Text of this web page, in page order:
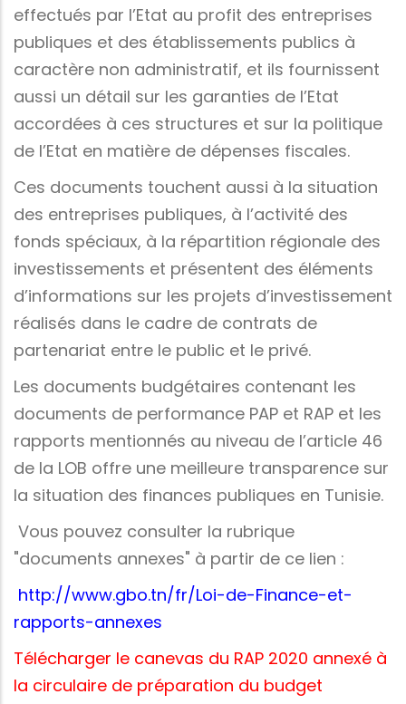
effectués par l’Etat au profit des entreprises
publiques et des établissements publics à
caractère non administratif, et ils fournissent
aussi un détail sur les garanties de l’Etat
accordées à ces structures et sur la politique
de l’Etat en matière de dépenses fiscales.
Ces documents touchent aussi à la situation
des entreprises publiques, à l’activité des
fonds spéciaux, à la répartition régionale des
investissements et présentent des éléments
d’informations sur les projets d’investissement
réalisés dans le cadre de contrats de
partenariat entre le public et le privé.
Les documents budgétaires contenant les
documents de performance PAP et RAP et les
rapports mentionnés au niveau de l’article 46
de la LOB offre une meilleure transparence sur
la situation des finances publiques en Tunisie.
Vous pouvez consulter la rubrique
"documents annexes" à partir de ce lien :
http://www.gbo.tn/fr/Loi-de-Finance-et-
rapports-annexes
Télécharger le canevas du RAP 2020 annexé à
la circulaire de préparation du budget